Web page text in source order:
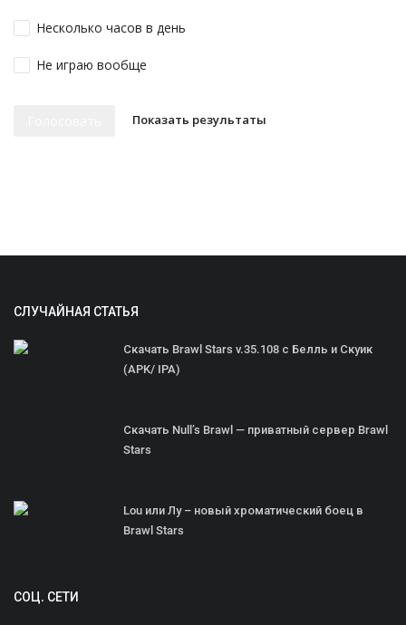
Несколько часов в день
Не играю вообще
Показать результаты
СЛУЧАЙНАЯ СТАТЬЯ
Скачать Brawl Stars v.35.108 с Белль и Скуик
(APK/ IPA)
Скачать Null’s Brawl — приватный сервер Brawl
Stars
Lou или Лу – новый хроматический боец в
Brawl Stars
СОЦ. СЕТИ